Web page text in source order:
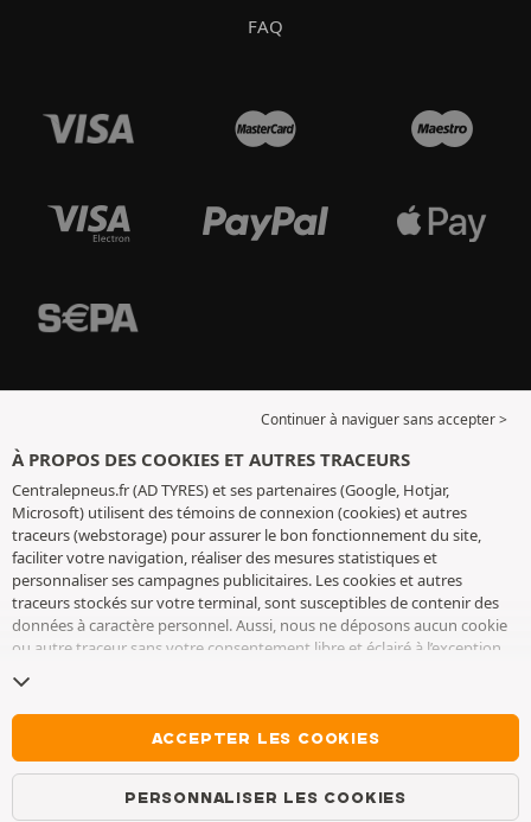
FAQ
Continuer à naviguer sans accepter >
À PROPOS DES COOKIES ET AUTRES TRACEURS
Centralepneus.fr (AD TYRES) et ses partenaires (Google, Hotjar,
Microsoft) utilisent des témoins de connexion (cookies) et autres
traceurs (webstorage) pour assurer le bon fonctionnement du site,
faciliter votre navigation, réaliser des mesures statistiques et
personnaliser ses campagnes publicitaires. Les cookies et autres
traceurs stockés sur votre terminal, sont susceptibles de contenir des
données à caractère personnel. Aussi, nous ne déposons aucun cookie
ou autre traceur sans votre consentement libre et éclairé à l’exception
conservons votre choix pendant 6 mois. Vous pouvez retirer votre
consentement à tout moment en vous rendant sur lapage cookies et
. Vous pouvez choisir de continuer à naviguer sans
accepter le dépôt de cookies ou autres traceurs. Le refus ne fait pas
obstacle à l’accès aux services AD TYRES. Pour plus d’informations, nous
vous invitons à consulterla page cookies et autres traceurs
ACCEPTER LES COOKIES
PERSONNALISER LES COOKIES